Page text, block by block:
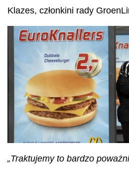
Klazes, członkini rady
„Traktujemy to bardzo